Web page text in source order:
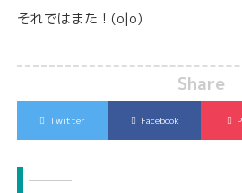
それではまた！(o|o)
Share
Twitter Facebook